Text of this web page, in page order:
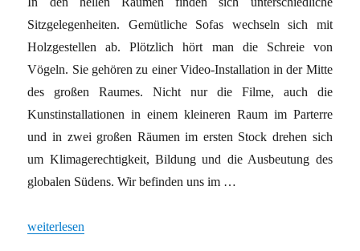
Sitzgelegenheiten. Gemütliche Sofas wechseln sich mit
Holzgestellen ab. Plötzlich hört man die Schreie von
Vögeln. Sie gehören zu einer Video-Installation in der Mitte
des großen Raumes. Nicht nur die Filme, auch die
Kunstinstallationen in einem kleineren Raum im Parterre
und in zwei großen Räumen im ersten Stock drehen sich
um Klimagerechtigkeit, Bildung und die Ausbeutung des
globalen Südens. Wir befinden uns im …
„Erzählen und Zuhören“
weiterlesen